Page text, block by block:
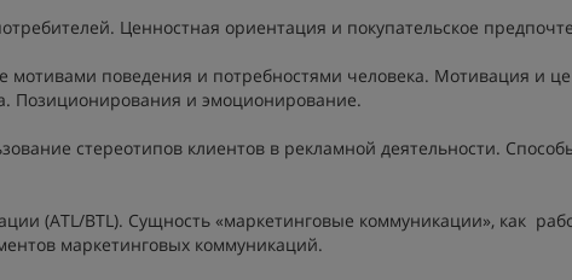
Ценностная ориентация и покупательское
мотивами поведения и потребностями человека. Мотивация и
Позиционирования и эмоционирование.
стереотипов клиентов в рекламной деятельности.
(ATL/BTL). Сущность «маркетинговые коммуникации», как
маркетинговых коммуникаций.